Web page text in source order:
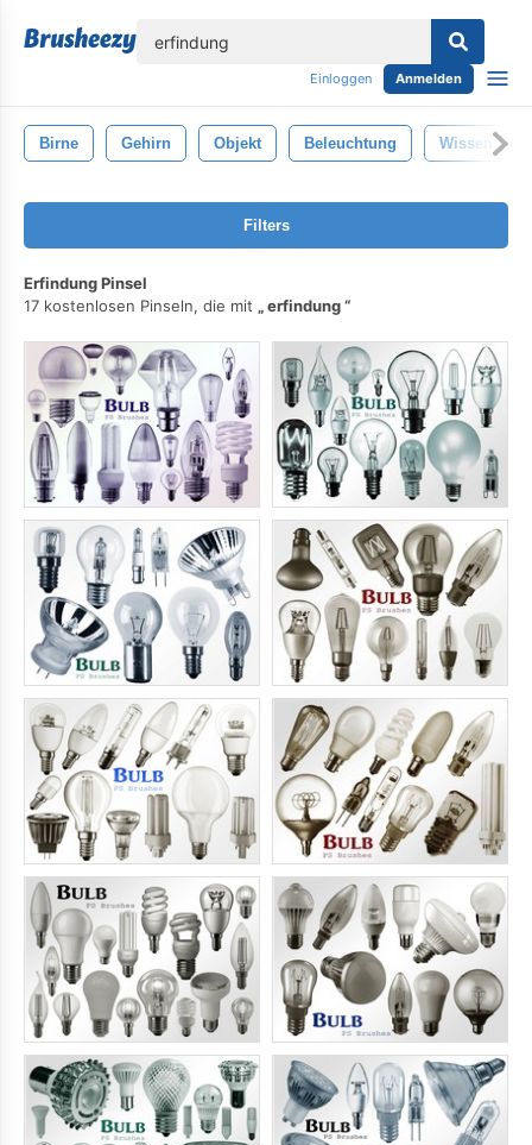
Einloggen Anmelden
Birne Gehirn Objekt Beleuchtung Wissen
Filters
Erfindung Pinsel
17 kostenlosen Pinseln, die mit
erfindung